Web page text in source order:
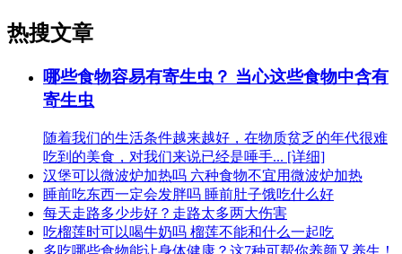
热搜文章
哪些食物容易有寄生虫？ 当心这些食物中含有
寄生虫
随着我们的生活条件越来越好，在物质贫乏的年代很难
吃到的美食，对我们来说已经是唾手... [详细]
汉堡可以微波炉加热吗 六种食物不宜用微波炉加热
睡前吃东西一定会发胖吗 睡前肚子饿吃什么好
每天走路多少步好？走路太多两大伤害
吃榴莲时可以喝牛奶吗 榴莲不能和什么一起吃
多吃哪些食物能让身体健康？这7种可帮你养颜又养生！